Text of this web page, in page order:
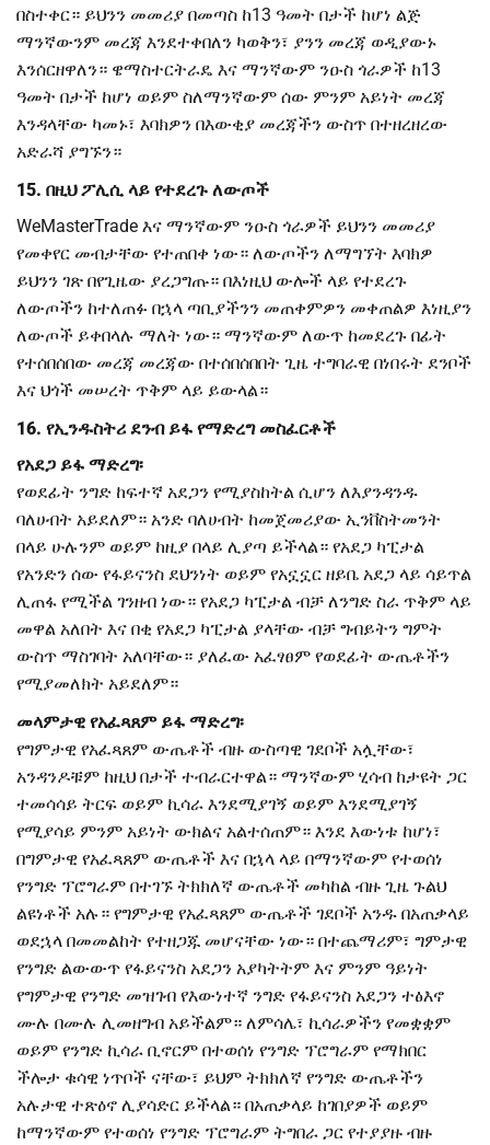
በስተቀር። ይህንን መመሪያ በመጣስ ከ13 ዓመት በታች ከሆነ ልጅ
ማንኛውንም መረጃ እንደተቀበለን ካወቅን፣ ያንን መረጃ ወዲያውኑ
እንሰርዘዋለን። ዌማስተርትራዴ እና ማንኛውም ንዑስ ጎራዎች ከ13
ዓመት በታች ከሆነ ወይም ስለማንኛውም ሰው ምንም አይነት መረጃ
እንዳላቸው ካመኑ፣ እባክዎን በእውቂያ መረጃችን ውስጥ በተዘረዘረው
አድራሻ ያግኙን።
15. በዚህ ፖሊሲ ላይ የተደረጉ ለውጦች
WeMasterTrade እና ማንኛውም ንዑስ ጎራዎች ይህንን መመሪያ
የመቀየር መብታቸው የተጠበቀ ነው። ለውጦችን ለማግኘት እባክዎ
ይህንን ገጽ በየጊዜው ያረጋግጡ። በእነዚህ ውሎች ላይ የተደረጉ
ለውጦችን ከተለጠፉ በኋላ ጣቢያችንን መጠቀምዎን መቀጠልዎ እነዚያን
ለውጦች ይቀበላሉ ማለት ነው። ማንኛውም ለውጥ ከመደረጉ በፊት
የተሰበሰበው መረጃ መረጃው በተሰበሰበበት ጊዜ ተግባራዊ በነበሩት ደንቦች
እና ህጎች መሠረት ጥቅም ላይ ይውላል።
16. የኢንዱስትሪ ደንብ ይፋ የማድረግ መስፈርቶች
የአደጋ ይፋ ማድረግ፡
የወደፊት ንግድ ከፍተኛ አደጋን የሚያስከትል ሲሆን ለእያንዳንዱ
ባለሀብት አይደለም። አንድ ባለሀብት ከመጀመሪያው ኢንቨስትመንት
በላይ ሁሉንም ወይም ከዚያ በላይ ሊያጣ ይችላል። የአደጋ ካፒታል
የአንድን ሰው የፋይናንስ ደህንነት ወይም የአኗኗር ዘይቤ አደጋ ላይ ሳይጥል
ሊጠፋ የሚችል ገንዘብ ነው። የአደጋ ካፒታል ብቻ ለንግድ ስራ ጥቅም ላይ
መዋል አለበት እና በቂ የአደጋ ካፒታል ያላቸው ብቻ ግብይትን ግምት
ውስጥ ማስገባት አለባቸው። ያለፈው አፈፃፀም የወደፊት ውጤቶችን
የሚያመለክት አይደለም።
መላምታዊ የአፈጻጸም ይፋ ማድረግ፡
የግምታዊ የአፈጻጸም ውጤቶች ብዙ ውስጣዊ ገደቦች አሏቸው፣
አንዳንዶቹም ከዚህ በታች ተብራርተዋል። ማንኛውም ሂሳብ ከታዩት ጋር
ተመሳሳይ ትርፍ ወይም ኪሳራ እንደሚያገኝ ወይም እንደሚያገኝ
የሚያሳይ ምንም አይነት ውክልና አልተሰጠም። እንደ እውነቱ ከሆነ፣
በግምታዊ የአፈጻጸም ውጤቶች እና በኋላ ላይ በማንኛውም የተወሰነ
የንግድ ፕሮግራም በተገኙ ትክክለኛ ውጤቶች መካከል ብዙ ጊዜ ጉልህ
ልዩነቶች አሉ። የግምታዊ የአፈጻጸም ውጤቶች ገደቦች አንዱ በአጠቃላይ
ወደኋላ በመመልከት የተዘጋጁ መሆናቸው ነው። በተጨማሪም፣ ግምታዊ
የንግድ ልውውጥ የፋይናንስ አደጋን አያካትትም እና ምንም ዓይነት
የግምታዊ የንግድ መዝገብ የእውነተኛ ንግድ የፋይናንስ አደጋን ተፅእኖ
ሙሉ በሙሉ ሊመዘግብ አይችልም። ለምሳሌ፣ ኪሳራዎችን የመቋቋም
ወይም የንግድ ኪሳራ ቢኖርም በተወሰነ የንግድ ፕሮግራም የማክበር
ችሎታ ቁሳዊ ነጥቦች ናቸው፣ ይህም ትክክለኛ የንግድ ውጤቶችን
አሉታዊ ተጽዕኖ ሊያሳድር ይችላል። በአጠቃላይ ከገበያዎች ወይም
ከማንኛውም የተወሰነ የንግድ ፕሮግራም ትግበራ ጋር የተያያዙ ብዙ